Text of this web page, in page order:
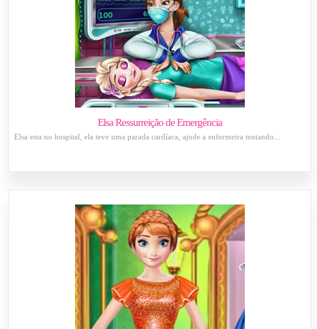
Elsa Ressurreição de Emergência
Elsa esta no hospital, ela teve uma parada cardíaca, ajude a enfermeira tentando...